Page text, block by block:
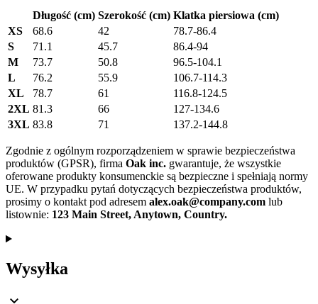
Długość (cm) Szerokość (cm) Klatka piersiowa (cm)
XS
68.6 42
78.7-86.4
S
71.1 45.7
86.4-94
M
73.7 50.8
96.5-104.1
L
76.2 55.9
106.7-114.3
XL
78.7 61
116.8-124.5
2XL 81.3 66
127-134.6
3XL 83.8 71 137.2-144.8
Zgodnie z ogólnym rozporządzeniem w sprawie bezpieczeństwa
produktów (GPSR), firma Oak inc. gwarantuje, że wszystkie
oferowane produkty konsumenckie są bezpieczne i spełniają normy
UE. W przypadku pytań dotyczących bezpieczeństwa produktów,
prosimy o kontakt pod adresem alex.oak@company.com lub
listownie: 123 Main Street, Anytown, Country.
Wysyłka